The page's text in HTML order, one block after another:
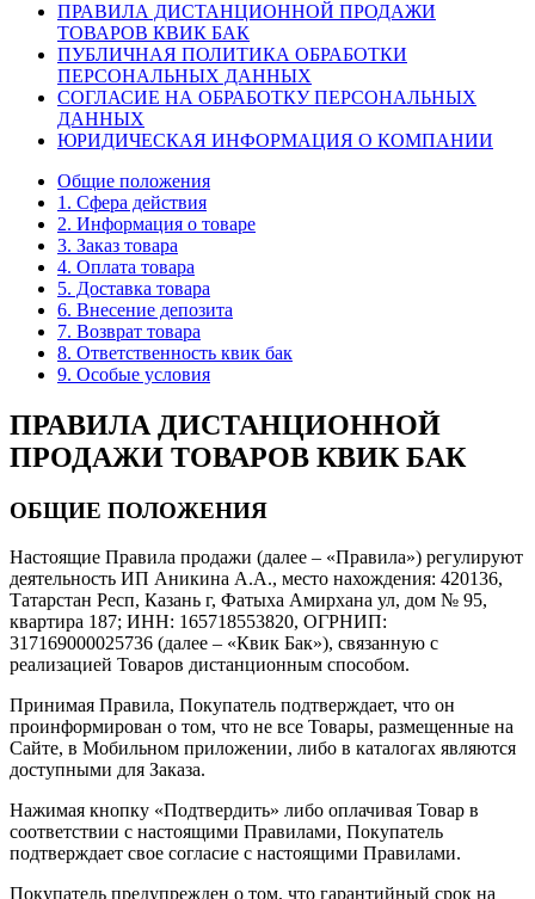
ПРАВИЛА ДИСТАНЦИОННОЙ ПРОДАЖИ
ТОВАРОВ КВИК БАК
ПУБЛИЧНАЯ ПОЛИТИКА ОБРАБОТКИ
ПЕРСОНАЛЬНЫХ ДАННЫХ
СОГЛАСИЕ НА ОБРАБОТКУ ПЕРСОНАЛЬНЫХ
ДАННЫХ
ЮРИДИЧЕСКАЯ ИНФОРМАЦИЯ О КОМПАНИИ
Общие положения
1. Сфера действия
2. Информация о товаре
3. Заказ товара
4. Оплата товара
5. Доставка товара
6. Внесение депозита
7. Возврат товара
8. Ответственность квик бак
9. Особые условия
ПРАВИЛА ДИСТАНЦИОННОЙ
ПРОДАЖИ ТОВАРОВ КВИК БАК
ОБЩИЕ ПОЛОЖЕНИЯ
Настоящие Правила продажи (далее – «Правила») регулируют
деятельность ИП Аникина А.А., место нахождения: 420136,
Татарстан Респ, Казань г, Фатыха Амирхана ул, дом № 95,
квартира 187; ИНН: 165718553820, ОГРНИП:
317169000025736 (далее – «Квик Бак»), связанную с
реализацией Товаров дистанционным способом.
Принимая Правила, Покупатель подтверждает, что он
проинформирован о том, что не все Товары, размещенные на
Сайте, в Мобильном приложении, либо в каталогах являются
доступными для Заказа.
Нажимая кнопку «Подтвердить» либо оплачивая Товар в
соответствии с настоящими Правилами, Покупатель
подтверждает свое согласие с настоящими Правилами.
Покупатель предупрежден о том, что гарантийный срок на